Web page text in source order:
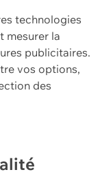
technologies
mesurer la
publicitaires.
vos options,
des